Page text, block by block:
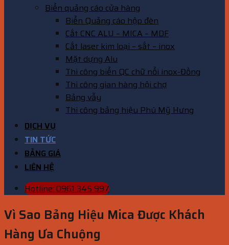
Biển quảng cáo cửa hàng
Biển Quảng cáo hộp đèn
Cắt CNC ALU – MICA – MDF
Cắt laser kim loại – sắt – inox
Mặt dựng Alu
Thi công biển QC chữ nổi inox-Đồng
Thi công gian hàng hội chợ
Bảng vẫy
Thi công bảng hiệu Phú Mỹ Hưng
DỊCH VỤ
TIN TỨC
BẢNG GIÁ
LIÊN HỆ
Hotline: 0961 345 997
Vì Sao Bảng Hiệu Mica Được Khách
Hàng Ưa Chuộng